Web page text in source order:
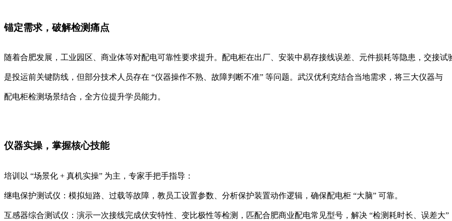
锚定需求，破解检测痛点​
随着合肥发展，工业园区、商业体等对配电可靠性要求提升。配电柜在出厂、安装中易存接线误差、元件损耗等隐患，交接试
是投运前关键防线，但部分技术人员存在 “仪器操作不熟、故障判断不准” 等问题。武汉优利克结合当地需求，将三大仪器与
配电柜检测场景结合，全方位提升学员能力。​
仪器实操，掌握核心技能​
培训以 “场景化 + 真机实操” 为主，专家手把手指导：​
继电保护测试仪：模拟短路、过载等故障，教员工设置参数、分析保护装置动作逻辑，确保配电柜 “大脑” 可靠。​
互感器综合测试仪：演示一次接线完成伏安特性、变比极性等检测，匹配合肥商业配电常见型号，解决 “检测耗时长、误差大”